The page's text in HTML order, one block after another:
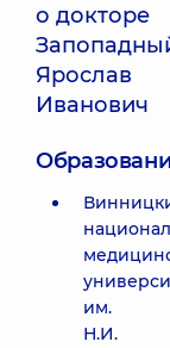
о докторе
Ярослав
Иванович
им.
Н.И.